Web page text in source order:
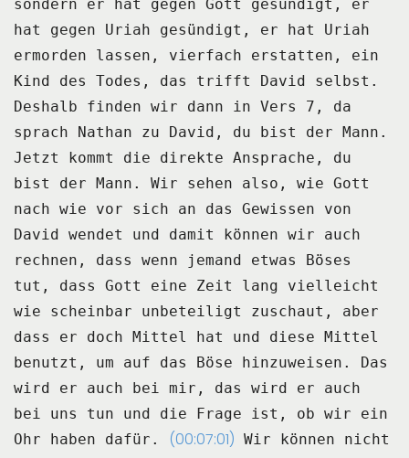
sondern er hat gegen Gott gesündigt,
er
hat gegen Uriah gesündigt, er hat Uriah
ermorden lassen, vierfach erstatten, ein
Kind
des Todes, das trifft David selbst.
Deshalb finden wir dann in Vers 7, da
sprach Nathan zu David, du bist der Mann.
Jetzt kommt die direkte Ansprache, du
bist der Mann.
Wir sehen also, wie Gott
nach wie vor sich an das Gewissen von
David wendet und damit
können wir auch
rechnen, dass wenn jemand etwas Böses
tut, dass Gott eine Zeit lang
vielleicht
wie scheinbar unbeteiligt zuschaut, aber
dass er doch Mittel hat und diese Mittel
benutzt, um auf das Böse hinzuweisen.
Das
wird er auch bei mir, das wird er auch
bei uns tun und die Frage ist, ob wir ein
Ohr haben dafür.
(00:07:01) Wir können nicht